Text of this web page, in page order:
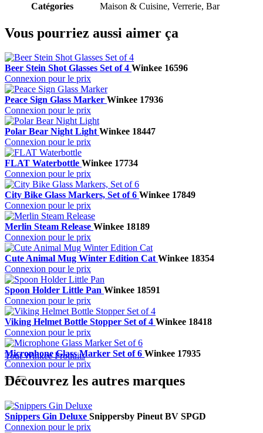
Catégories
Maison & Cuisine, Verrerie, Bar
Vous pourriez aussi aimer ça
Beer Stein Shot Glasses Set of 4 Winkee 16596
Connexion pour le prix
Peace Sign Glass Marker Winkee 17936
Connexion pour le prix
Polar Bear Night LightWinkee 18447
Connexion pour le prix
FLAT Waterbottle Winkee 17734
Connexion pour le prix
City Bike Glass Markers, Set of 6 Winkee 17849
Connexion pour le prix
Merlin Steam Release Winkee 18189
Connexion pour le prix
Cute Animal Mug Winter Edition CatWinkee 18354
Connexion pour le prix
Spoon Holder Little Pan Winkee 18591
Connexion pour le prix
Viking Helmet Bottle Stopper Set of 4 Winkee 18418
Connexion pour le prix
Microphone Glass Marker Set of 6 Winkee 17935
Connexion pour le prix
Tout Winkee Produits
Découvrez les autres marques
Snippers Gin Deluxe Snippersby Pineut BV SPGD
Connexion pour le prix